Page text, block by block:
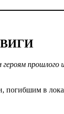
прошлого
погибшим в